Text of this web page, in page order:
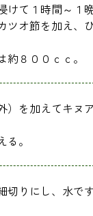
て１時間～１晩
オ節を加え、
８００ｃｃ。
を加えてキヌ
。
りにし、水で